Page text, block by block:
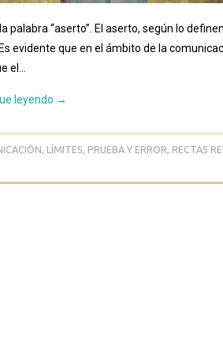
“aserto”. El aserto, según lo
evidente que en el ámbito de la
el…
leyendo →
LÍMITES PRUEBA Y ERROR RECTAS